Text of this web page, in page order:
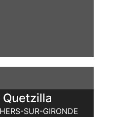
Quetzilla
SUR-GIRONDE